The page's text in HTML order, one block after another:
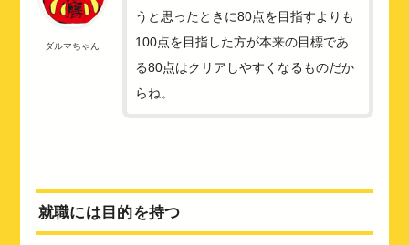
ダルマちゃん
うと思ったときに80点を目指すよりも
100点を目指した方が本来の目標であ
る80点はクリアしやすくなるものだか
らね。
就職には目的を持つ